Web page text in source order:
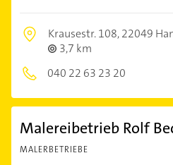
Krausestr. 108,22049
3,7 km
040 22 63 23 20
Malereibetrieb Rolf
MALERBETRIEBE